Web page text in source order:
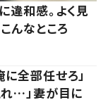
違和感。よく見
んなところ
全部任せろ」
…」妻が目に